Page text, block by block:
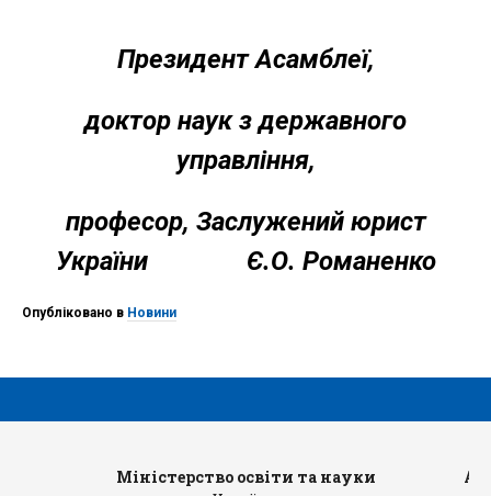
Президент Асамблеї,
доктор наук з державного
управління,
професор, Заслужений юрист
України Є.О. Романенко
Опубліковано в Новини
Міністерство освіти та науки